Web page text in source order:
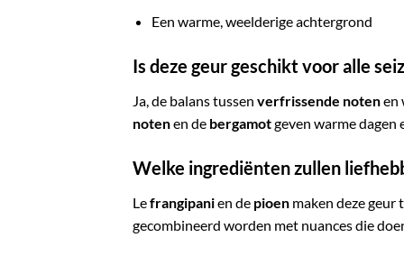
Een warme, weelderige achtergrond
Is deze geur geschikt voor alle
Ja, de balans tussen verfrissende notenen
notenen de bergamotgeven warme
Welke ingrediënten zullen
Lefrangipanien de pioen maken deze geur
gecombineerd worden met nuances die